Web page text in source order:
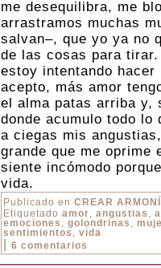
me desequilibra, me
arrastramos muchas
salvan–, que yo ya no
de las cosas para
estoy intentando hacer
acepto, más amor
el alma patas arriba y,
donde acumulo todo lo
a ciegas mis
grande que me oprime
siente incómodo
vida.
Publicado en CREAR
Etiquetado amor, angustias ,
emociones , golondrinas ,
sentimientos , vida
6 comentarios